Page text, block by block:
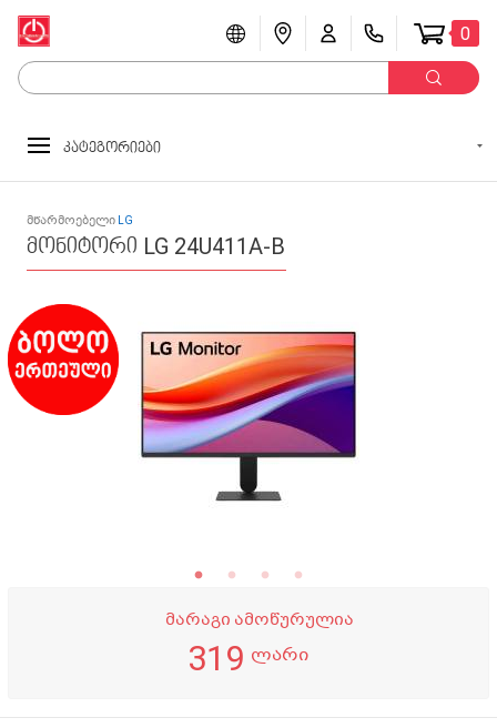
0
კატეგორიები
მწარმოებელი LG
მონიტორი LG 24U411A-B
მარაგი ამოწურულია
319 ლარი